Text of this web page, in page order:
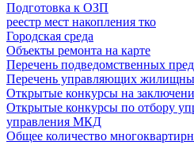
Подготовка к ОЗП
реестр мест накопления тко
Городская среда
Объекты ремонта на карте
Перечень подведомственных
Перечень управляющих
Открытые конкурсы на
Открытые конкурсы по отбору
управления МКД
Общее количество